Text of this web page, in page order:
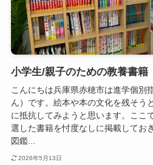
小学生/親子のための教養書籍
こんにちは兵庫県赤穂市は進学個別
ん）です。絵本や本の文化を残そう
に抵抗してみようと思います。ここ
選した書籍を忖度なしに掲載してお
図鑑...
2026年5月13日